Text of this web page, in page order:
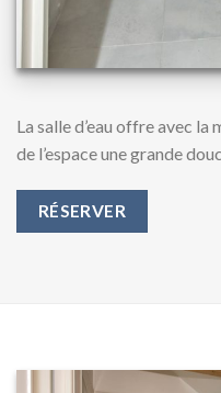
La salle d’eau offre avec
de l’espace une grande
RÉSERVER